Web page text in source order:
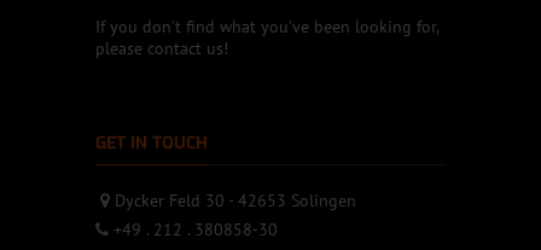
If you don't find what you've been looking for,
please contact us!
GET IN TOUCH
Dycker Feld 30 - 42653 Solingen
+49 . 212 . 380858-30